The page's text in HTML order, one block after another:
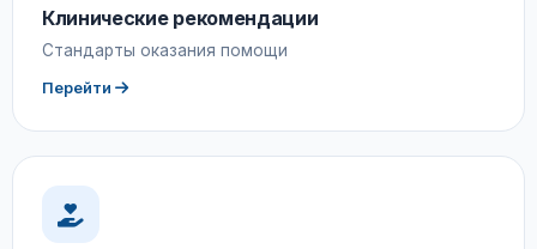
Клинические рекомендации
Стандарты оказания помощи
Перейти